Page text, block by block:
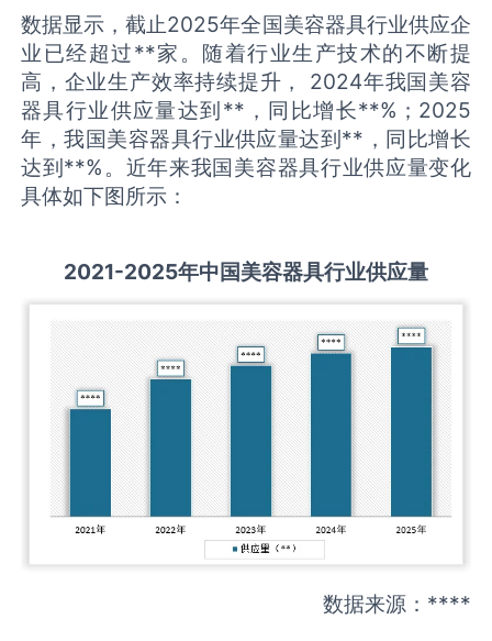
数据显示，截止2025年全国美容器具行业供应企
业已经超过**家。随着行业生产技术的不断提
高，企业生产效率持续提升， 2024年我国美容
器具行业供应量达到**，同比增长**%；2025
年，我国美容器具行业供应量达到**，同比增长
达到**%。近年来我国美容器具行业供应量变化
具体如下图所示：
2021-2025年中国美容器具行业供应量
数据来源：****